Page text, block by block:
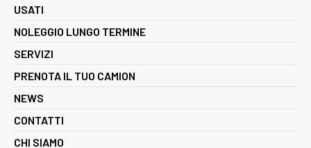
USATI
NOLEGGIO LUNGO TERMINE
SERVIZI
PRENOTA IL TUO CAMION
NEWS
CONTATTI
CHI SIAMO